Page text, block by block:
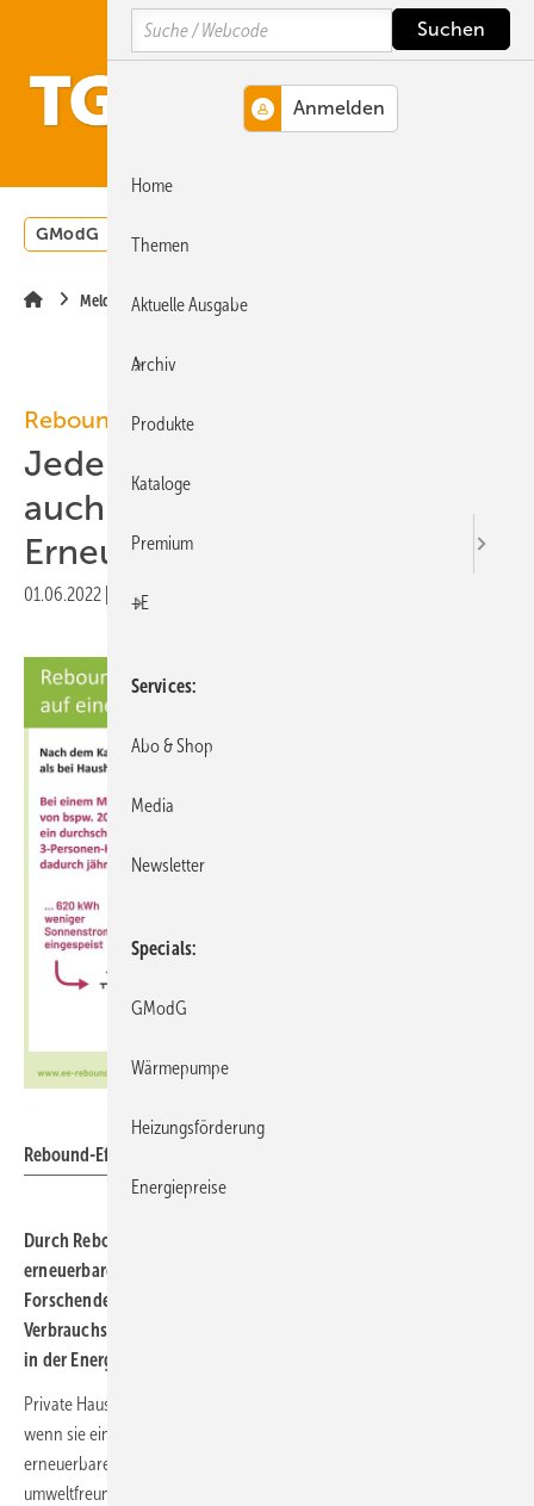
Hauptinhalt
Hauptmenü
SiteSearch
GModG Wärmepumpe
Meldungen
Rebound-Effekt
Jede Kilowattstunde zählt,
auch nach Umstieg auf
Erneuerbare
01.06.2022 Druckvorschau
Rebound-Effekte beim Umstieg auf eine Solaranlage.
Durch Rebound-Effekte steigt nach dem Umstieg auf
erneuerbare Energien im Schnitt der Energieverbrauch.
Forschende empfehlen deshalb energiesparendes
Verbrauchsverhalten zu stärken: unter anderem durch Hinweise
in der Energieberatung und mehr finanzielle Anreize.
Private Haushalte leisten einen wichtigen Beitrag zur Energiewende,
wenn sie eine Photovoltaik-Anlage anschaffen, Ökostrom oder
erneuerbare Wärme nutzen. Doch beim Umstieg auf eine
umweltfreundliche Energieversorgung kann es zu einem
Search
Home
Themen
Aktuelle Ausgabe
Archiv
Produkte
Kataloge
Premium
+E
Services
Abo & Shop
Media
Newsletter
Specials
GModG
Wärmepumpe
Heizungsförderung
Energiepreise